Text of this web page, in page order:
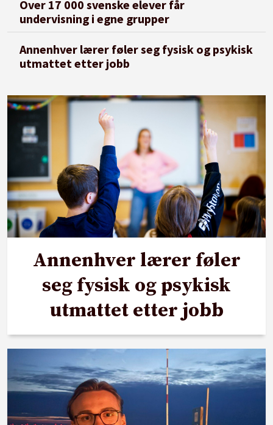
Over 17 000 svenske elever får
undervisning i egne grupper
Annenhver lærer føler seg fysisk og psykisk
utmattet etter jobb
Annenhver lærer føler
seg fysisk og psykisk
utmattet etter jobb